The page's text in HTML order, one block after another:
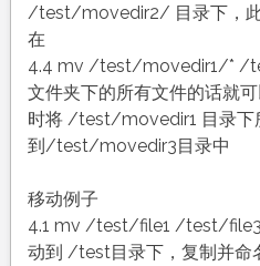
/test/movedir2/ 目录下，此
在
4.4 mv /test/movedir1/* /
文件夹下的所有文件的话就
时将 /test/movedir1 目录下
到/test/movedir3目录中
移动例子
4.1 mv /test/file1 /test/file3
动到 /test目录下，复制并命